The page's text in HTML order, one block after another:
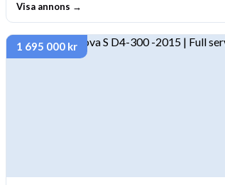
Visa annons →
1 695 000 kr